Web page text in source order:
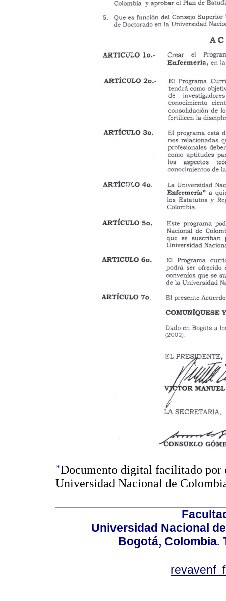
*Documento digital facilitado
Universidad Nacional de
Universidad Nacional
Bogotá, Colombia.